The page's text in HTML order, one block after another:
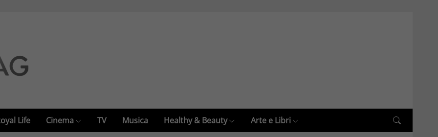
Life Cinema TV Musica Healthy & Beauty Arte e Libri